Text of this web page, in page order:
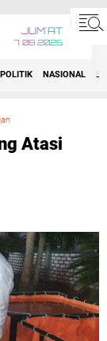
JUM'AT
7 08 2026
POLITIK NASIONAL
Atasi